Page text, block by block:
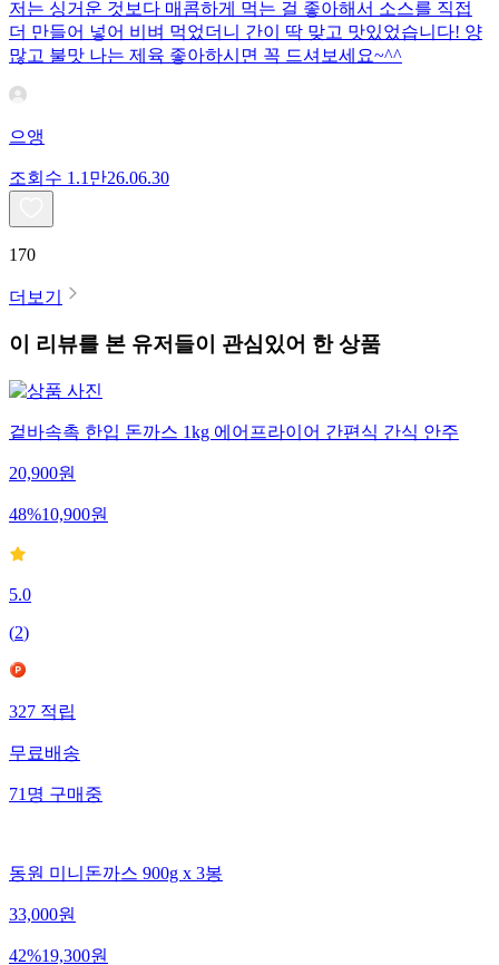
저는 싱거운 것보다 매콤하게 먹는 걸 좋아해서 소스를 직접
더 만들어 넣어 비벼 먹었더니 간이 딱 맞고 맛있었습니다! 양
많고 불맛 나는 제육 좋아하시면 꼭 드셔보세요~^^
으앵
조회수 1.1만26.06.30
170
더보기
이 리뷰를 본 유저들이 관심있어 한 상품
겉바속촉 한입 돈까스 1kg 에어프라이어 간편식 간식 안주
20,900원
48%10,900원
5.0
(2)
327 적립
무료배송
71 명 구매중
동원 미니돈까스 900g x 3봉
33,000원
42%19,300원